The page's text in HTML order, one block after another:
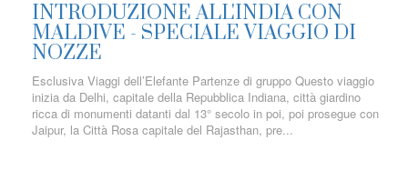
INTRODUZIONE ALL'INDIA CON
MALDIVE - SPECIALE VIAGGIO DI
NOZZE
Esclusiva Viaggi dell’Elefante Partenze di gruppo Questo viaggio
inizia da Delhi, capitale della Repubblica Indiana, città giardino
ricca di monumenti datanti dal 13° secolo in poi, poi prosegue con
Jaipur, la Città Rosa capitale del Rajasthan, pre...